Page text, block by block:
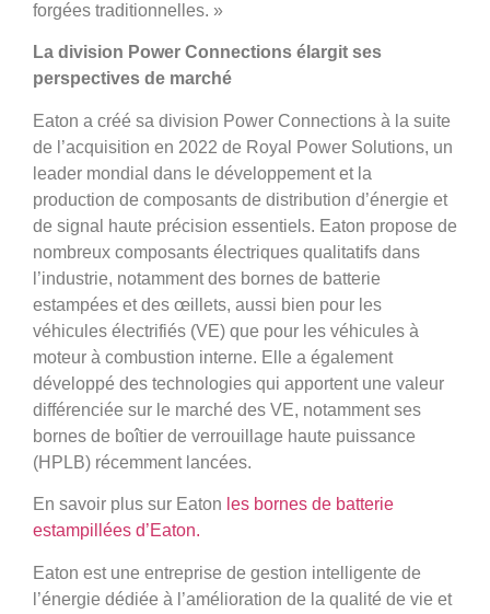
forgées traditionnelles. »
La division Power Connections élargit ses
perspectives de marché
Eaton a créé sa division Power Connections à la suite
de l’acquisition en 2022 de Royal Power Solutions, un
leader mondial dans le développement et la
production de composants de distribution d’énergie et
de signal haute précision essentiels. Eaton propose de
nombreux composants électriques qualitatifs dans
l’industrie, notamment des bornes de batterie
estampées et des œillets, aussi bien pour les
véhicules électrifiés (VE) que pour les véhicules à
moteur à combustion interne. Elle a également
développé des technologies qui apportent une valeur
différenciée sur le marché des VE, notamment ses
bornes de boîtier de verrouillage haute puissance
(HPLB) récemment lancées.
En savoir plus sur Eaton les bornes de batterie
estampillées d’Eaton.
Eaton est une entreprise de gestion intelligente de
l’énergie dédiée à l’amélioration de la qualité de vie et